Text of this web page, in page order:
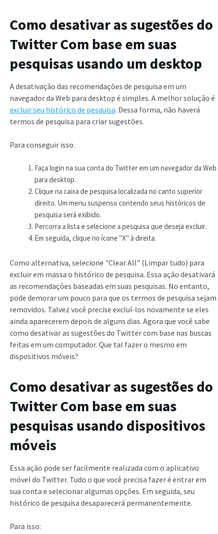
Como desativar as sugestões do
TwitterCom base em suas
pesquisas usando um desktop
A desativação das recomendações de pesquisa em um
navegador da Web para desktop é simples. A melhor solução é
excluir seu histórico de pesquisa. Dessa forma, não haverá
termos de pesquisa para criar sugestões.
Para conseguir isso:
Faça login na sua conta do Twitter em um navegador da Web
para desktop.
Clique na caixa de pesquisa localizada no canto superior
direito. Um menu suspenso contendo seus históricos de
pesquisa será exibido.
Percorra a lista e selecione a pesquisa que deseja excluir.
Em seguida, clique no ícone "X" à direita.
Como alternativa, selecione "Clear All" (Limpar tudo) para
excluir em massa o histórico de pesquisa. Essa ação desativará
as recomendações baseadas em suas pesquisas. No entanto,
pode demorar um pouco para que os termos de pesquisa sejam
removidos. Talvez você precise excluí-los novamente se eles
ainda aparecerem depois de alguns dias. Agora que você sabe
como desativar as sugestões do Twitter com base nas buscas
feitas em um computador. Que tal fazer o mesmo em
dispositivos móveis?
Como desativar as sugestões do
TwitterCom base em suas
pesquisas usando dispositivos
móveis
Essa ação pode ser facilmente realizada com o aplicativo
móvel do Twitter. Tudo o que você precisa fazer é entrar em
sua conta e selecionar algumas opções. Em seguida, seu
histórico de pesquisa desaparecerá permanentemente.
Para isso: